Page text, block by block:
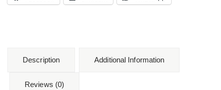
Description Additional Information
Reviews (0)